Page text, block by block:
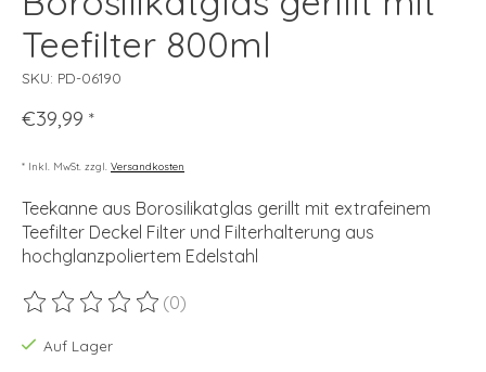
Teefilter 800ml
SKU: PD-06190
€39,99 *
* Inkl. MwSt. zzgl. Versandkosten
Teekanne aus Borosilikatglas gerillt mit extrafeinem
Teefilter Deckel Filter und Filterhalterung aus
hochglanzpoliertem Edelstahl
Die Bewertung dieses Produkts ist
(0)
Auf Lager